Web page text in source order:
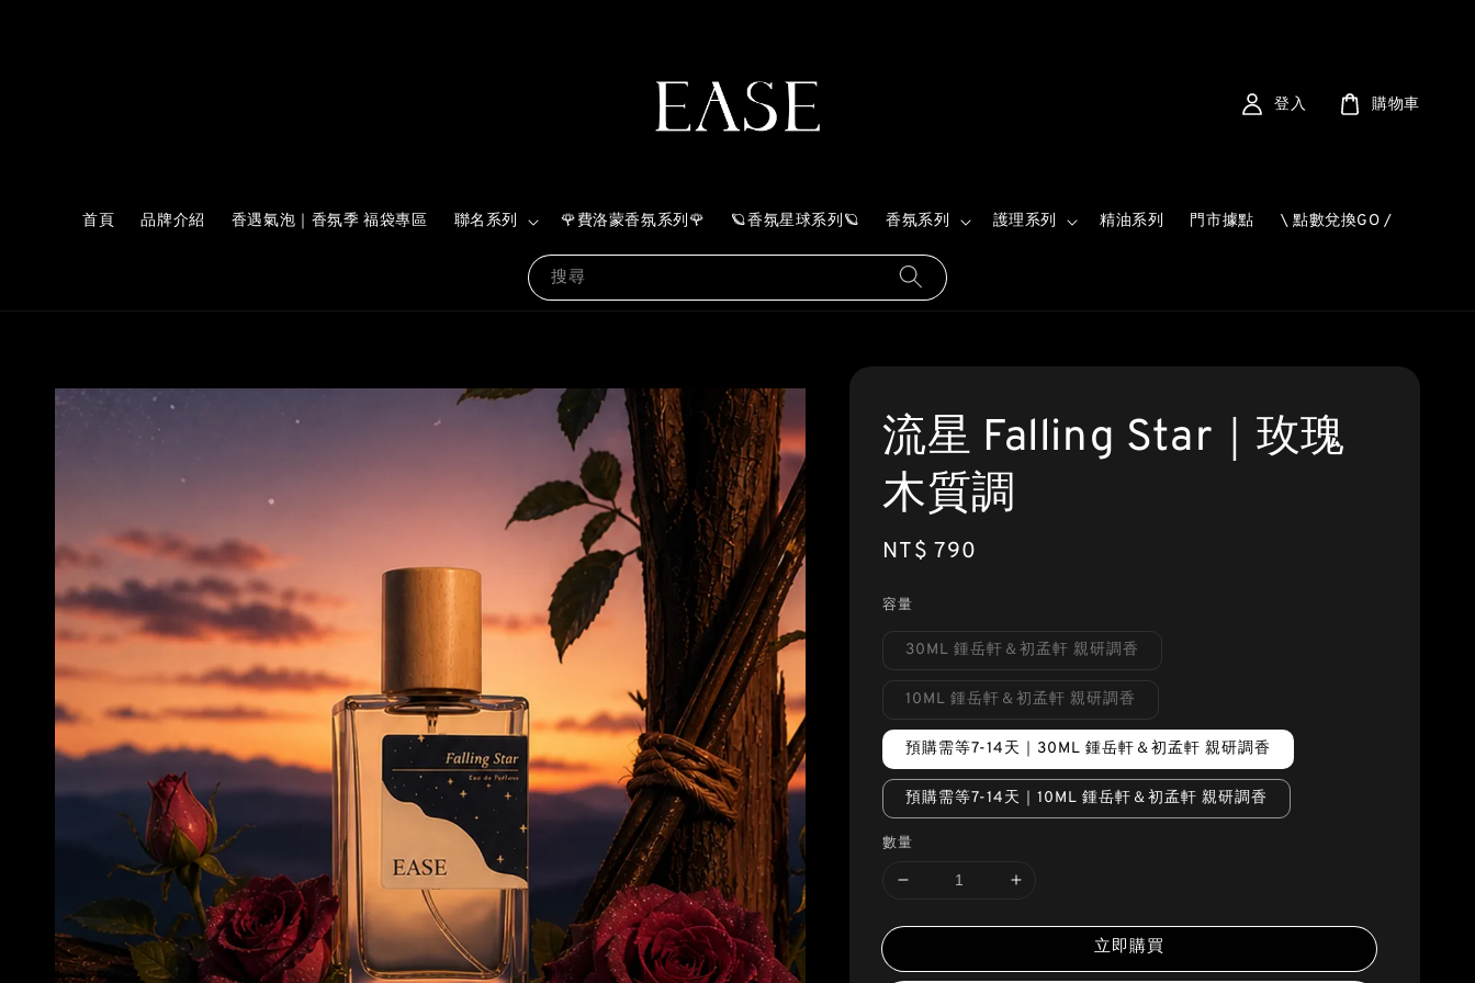
搜尋
首頁 品牌介紹 香遇氣泡｜香氛季 福袋專區 聯名系列 🌹費洛蒙香氛系列🌹 🪐香氛星球系列🪐 香氛系列 護理系列 精油系列 門市據點 \ 點數兌換GO /
登入 購物車
流星 Falling Star｜玫瑰
木質調
Regular
NT$ 790
容量
30ML 鍾岳軒＆初孟軒 親研調香
10ML 鍾岳軒＆初孟軒 親研調香
預購需等7-14天｜30ML 鍾岳軒＆初孟軒 親研調香
預購需等7-14天｜10ML 鍾岳軒＆初孟軒 親研調香
數量
立即購買